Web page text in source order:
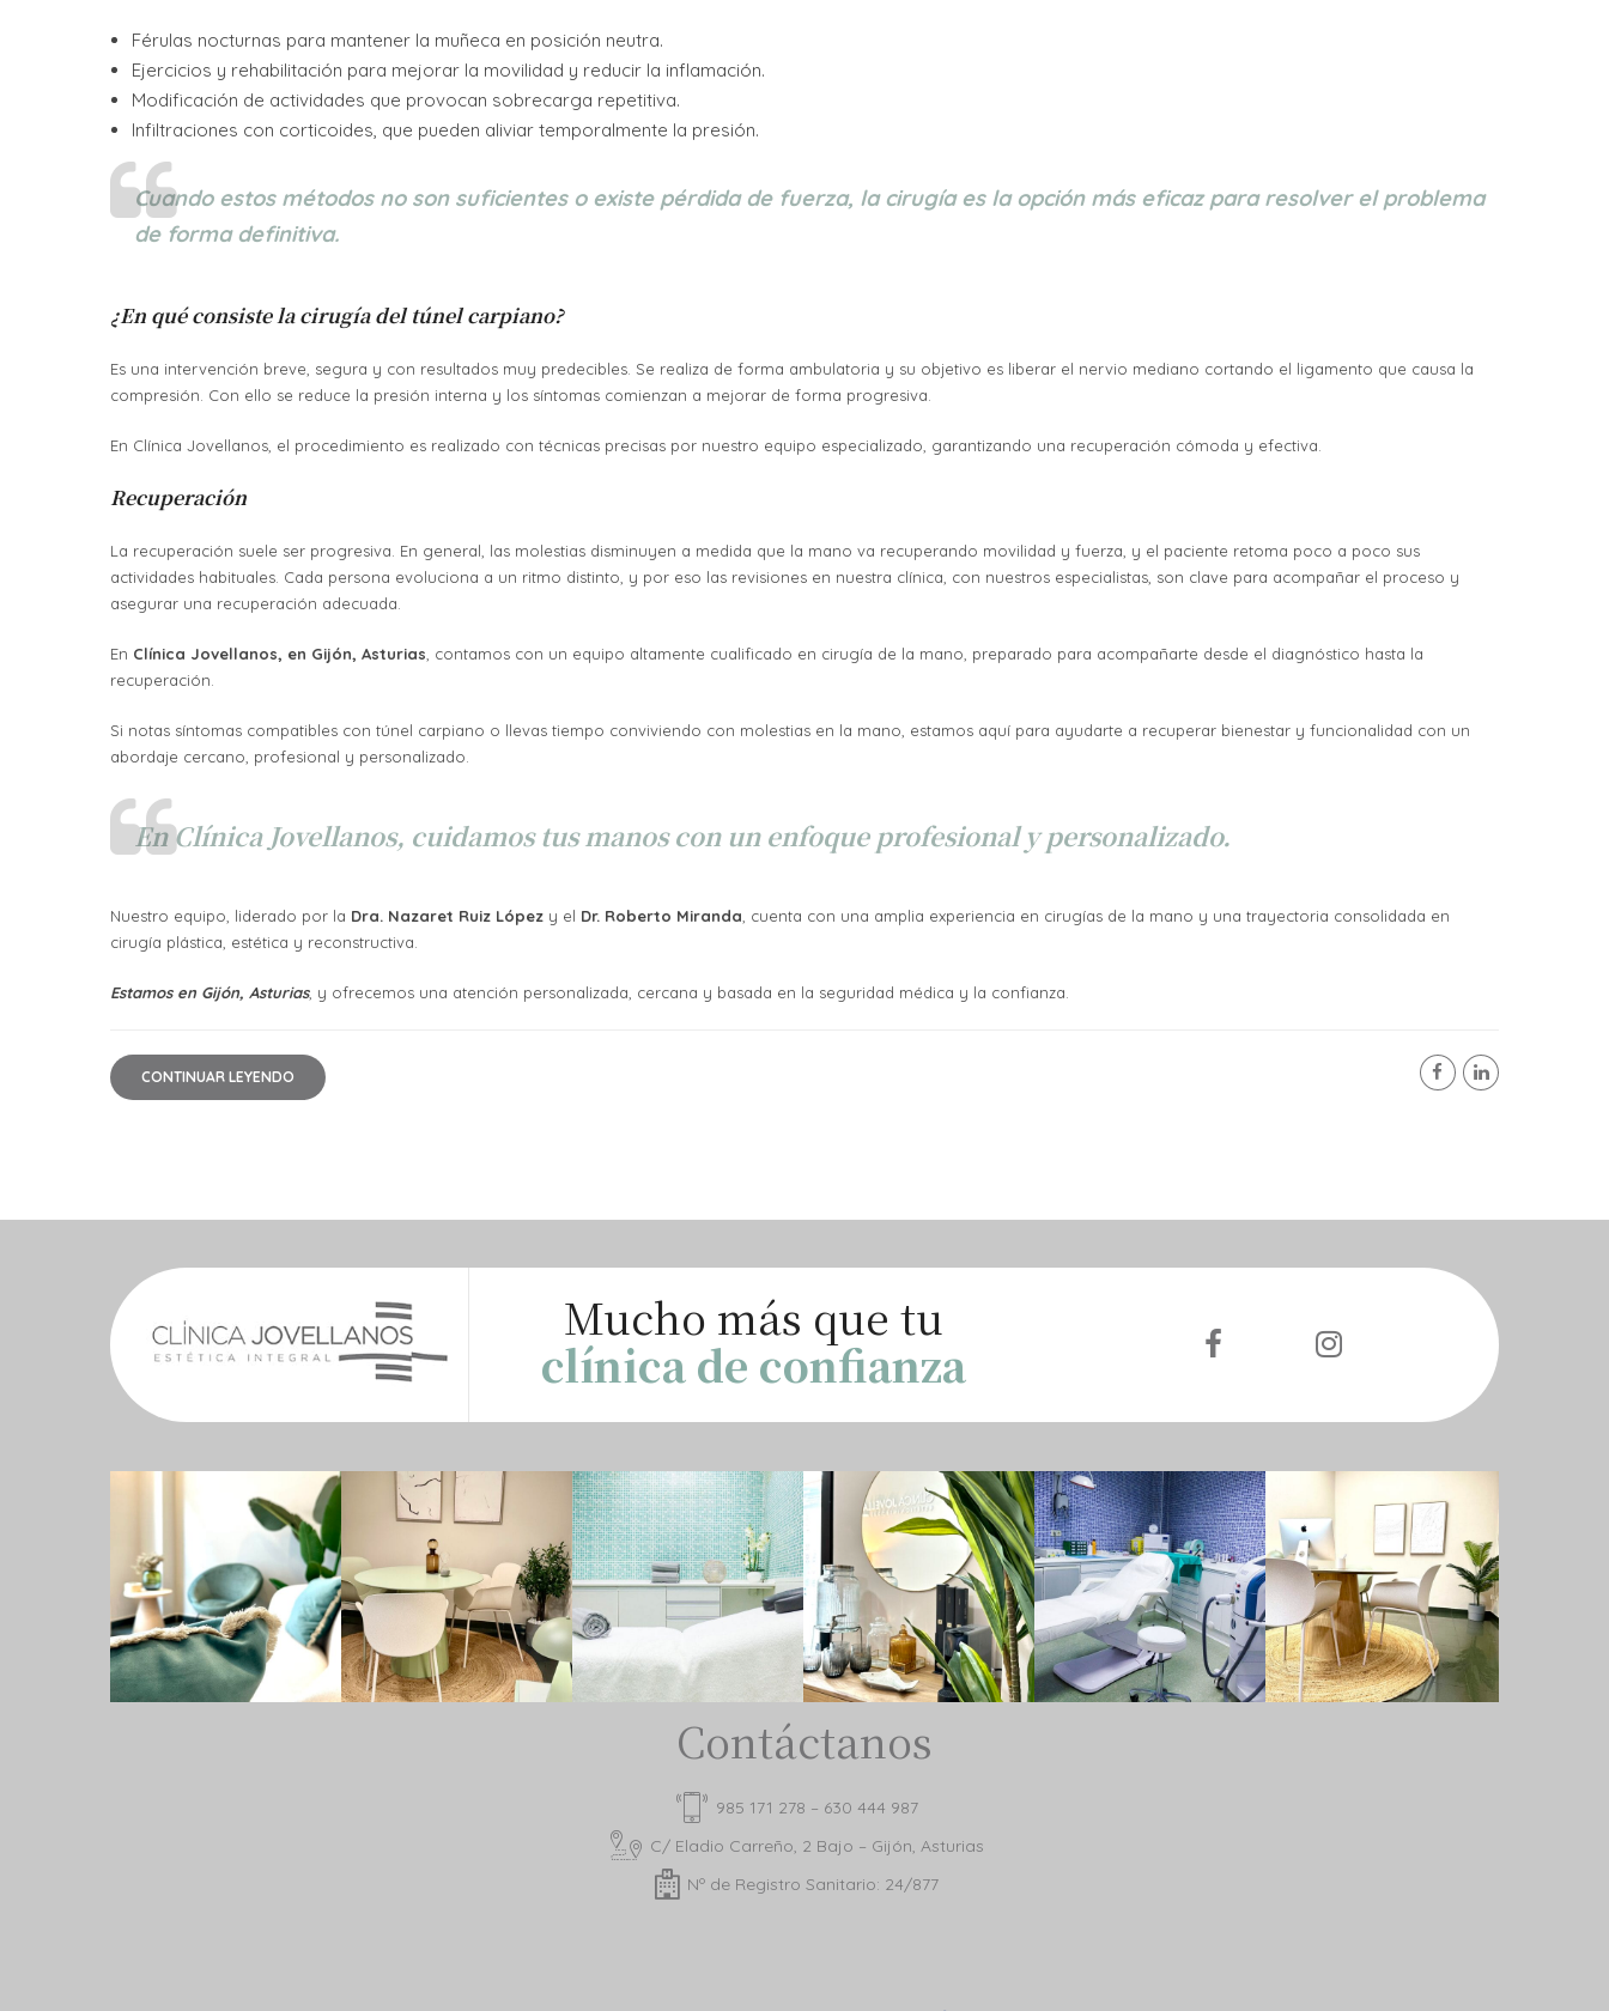
Férulas nocturnas para mantener la muñeca en posición neutra.
Ejercicios y rehabilitación para mejorar la movilidad y reducir la inflamación.
Modificación de actividades que provocan sobrecarga repetitiva.
Infiltraciones con corticoides, que pueden aliviar temporalmente la presión.
Cuando estos métodos no son suficientes o existe pérdida de fuerza, la cirugía es la opción más eficaz para resolver el problema
de forma definitiva.
¿En qué consiste la cirugía del túnel carpiano?
Es una intervención breve, segura y con resultados muy predecibles. Se realiza de forma ambulatoria y su objetivo es liberar el nervio mediano cortando el ligamento que causa la
compresión. Con ello se reduce la presión interna y los síntomas comienzan a mejorar de forma progresiva.
En Clínica Jovellanos, el procedimiento es realizado con técnicas precisas por nuestro equipo especializado, garantizando una recuperación cómoda y efectiva.
Recuperación
La recuperación suele ser progresiva. En general, las molestias disminuyen a medida que la mano va recuperando movilidad y fuerza, y el paciente retoma poco a poco sus
actividades habituales. Cada persona evoluciona a un ritmo distinto, y por eso las revisiones en nuestra clínica, con nuestros especialistas, son clave para acompañar el proceso y
asegurar una recuperación adecuada.
En Clínica Jovellanos, en Gijón, Asturias, contamos con un equipo altamente cualificado en cirugía de la mano, preparado para acompañarte desde el diagnóstico hasta la
recuperación.
Si notas síntomas compatibles con túnel carpiano o llevas tiempo conviviendo con molestias en la mano, estamos aquí para ayudarte a recuperar bienestar y funcionalidad con un
abordaje cercano, profesional y personalizado.
En Clínica Jovellanos, cuidamos tus manoscon unenfoque profesional y personalizado.
Nuestro equipo, liderado por la Dra. Nazaret Ruiz López y el Dr. Roberto Miranda, cuenta con una amplia experiencia en cirugías de la mano y una trayectoria consolidada en
cirugía plástica, estética y reconstructiva.
Estamos en Gijón, Asturias, y ofrecemos una atención personalizada, cercana y basada en la seguridad médica y la confianza.
CONTINUAR LEYENDO
Mucho más que tu
clínica de confianza
Contáctanos
985 171 278 – 630 444 987
C/ Eladio Carreño, 2 Bajo – Gijón, Asturias
Nº de Registro Sanitario: 24/877